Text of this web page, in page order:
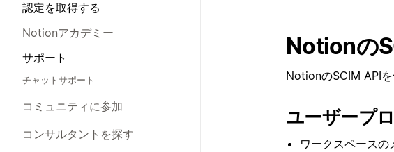
認定を取得する
Notionアカデミー
サポート
チャットサポート
コミュニティに参加
コンサルタントを探す
Notionの
NotionのSCIM API
ユーザープ
ワークスペースの